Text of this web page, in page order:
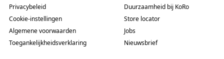
Privacybeleid
Cookie-instellingen
Algemene voorwaarden
Toegankelijkheidsverklaring
Duurzaamheid bij KoRo
Store locator
Jobs
Nieuwsbrief